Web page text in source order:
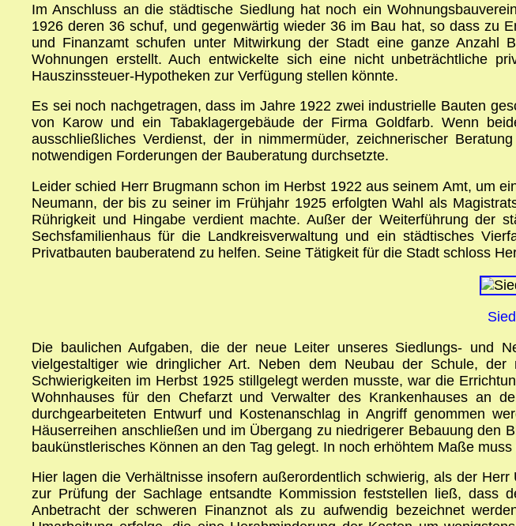
Im Anschluss an die städtische Siedlung hat noch ein
1926 deren 36 schuf, und gegenwärtig wieder 36 im Bau hat, so dass zu
und Finanzamt schufen unter Mitwirkung der Stadt eine ganze Anzahl
Wohnungen erstellt. Auch entwickelte sich eine nicht unbeträchtliche
Hauszinssteuer-Hypotheken zur Verfügung stellen könnte.
Es sei noch nachgetragen, dass im Jahre 1922 zwei industrielle Bauten
von Karow und ein Tabaklagergebäude der Firma Goldfarb. Wenn
ausschließliches Verdienst, der in nimmermüder, zeichnerischer
notwendigen Forderungen der Bauberatung durchsetzte.
Leider schied Herr Brugmann schon im Herbst 1922 aus seinem Amt, um
Neumann, der bis zu seiner im Frühjahr 1925 erfolgten Wahl als
Rührigkeit und Hingabe verdient machte. Außer der Weiterführung der
Sechsfamilienhaus für die Landkreisverwaltung und ein städtisches
Privatbauten bauberatend zu helfen. Seine Tätigkeit für die Stadt schloss
Die baulichen Aufgaben, die der neue Leiter unseres Siedlungs- und
vielgestaltiger wie dringlicher Art. Neben dem Neubau der Schule,
Schwierigkeiten im Herbst 1925 stillgelegt werden musste, war die
Wohnhauses für den Chefarzt und Verwalter des Krankenhauses an
durchgearbeiteten Entwurf und Kostenanschlag in Angriff genommen
Häuserreihen anschließen und im Übergang zu niedrigerer Bebauung
baukünstlerisches Können an den Tag gelegt. In noch erhöhtem Maße
Hier lagen die Verhältnisse insofern außerordentlich schwierig, als der
zur Prüfung der Sachlage entsandte Kommission feststellen ließ,
Anbetracht der schweren Finanznot als zu aufwendig bezeichnet